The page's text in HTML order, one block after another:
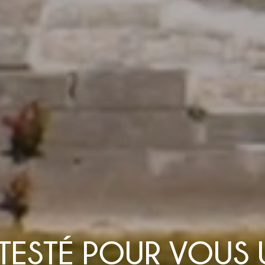
TESTÉ POUR VOUS